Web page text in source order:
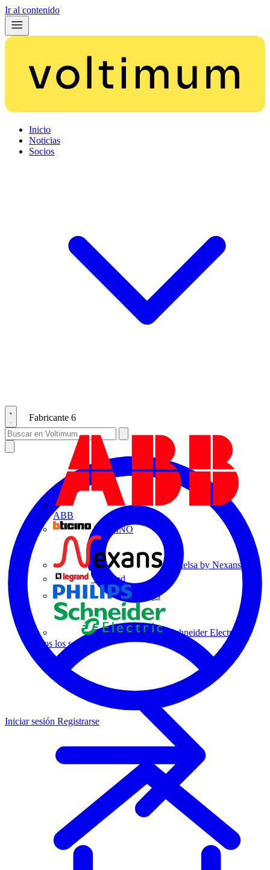
Ir al contenido
Inicio
Noticias
Socios
Fabricante 6
ABB
BTICINO
Centelsa by Nexans
Legrand
Philips
Schneider Electric
Todos los socios
Iniciar sesión Registrarse